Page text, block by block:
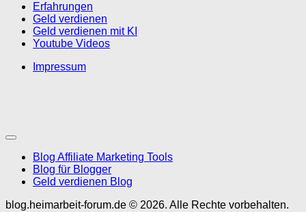
Erfahrungen
Geld verdienen
Geld verdienen mit KI
Youtube Videos
Impressum
Blog Affiliate Marketing Tools
Blog für Blogger
Geld verdienen Blog
blog.heimarbeit-forum.de © 2026. Alle Rechte vorbehalten.